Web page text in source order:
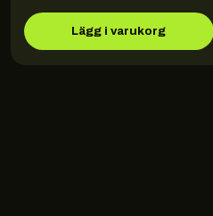
Lägg i varukorg